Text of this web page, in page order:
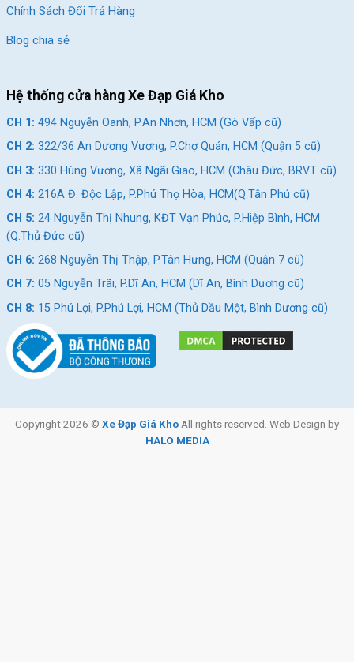
đại, khung sườn chắc chắn và động cơ vận hành mạnh mẽ. Nếu
bạn đang tìm một chiếc xe điện nhỏ gọn, bền bỉ và đầy đủ tiện
ngànưu đãiđang chờ bạn!
SKU: AC10-16-XD
Chính Sách Đổi Trả Hàng
Blog chia sẻ
Hệ thống cửa hàng Xe Đạp Giá Kho
CH 1: 494 Nguyễn Oanh, P.An Nhơn, HCM (Gò Vấp cũ)
CH 2: 322/36 An Dương Vương, P.Chợ Quán, HCM (Quận 5 cũ)
CH 3: 330 Hùng Vương, Xã Ngãi Giao, HCM (Châu Đức, BRVT cũ)
CH 4: 216A Đ. Độc Lập, P.Phú Thọ Hòa, HCM(Q.Tân Phú cũ)
CH 5: 24 Nguyễn Thị Nhung, KĐT Vạn Phúc, P.Hiệp Bình, HCM
(Q.Thủ Đức cũ)
CH 6: 268 Nguyễn Thị Thập, P.Tân Hưng, HCM (Quận 7 cũ)
CH 7: 05 Nguyễn Trãi, P.Dĩ An, HCM (Dĩ An, Bình Dương cũ)
CH 8: 15 Phú Lợi, P.Phú Lợi, HCM (Thủ Dầu Một, Bình Dương cũ)
Copyright 2026 © Xe Đạp Giá Kho All rights reserved. Web Design by
HALO MEDIA